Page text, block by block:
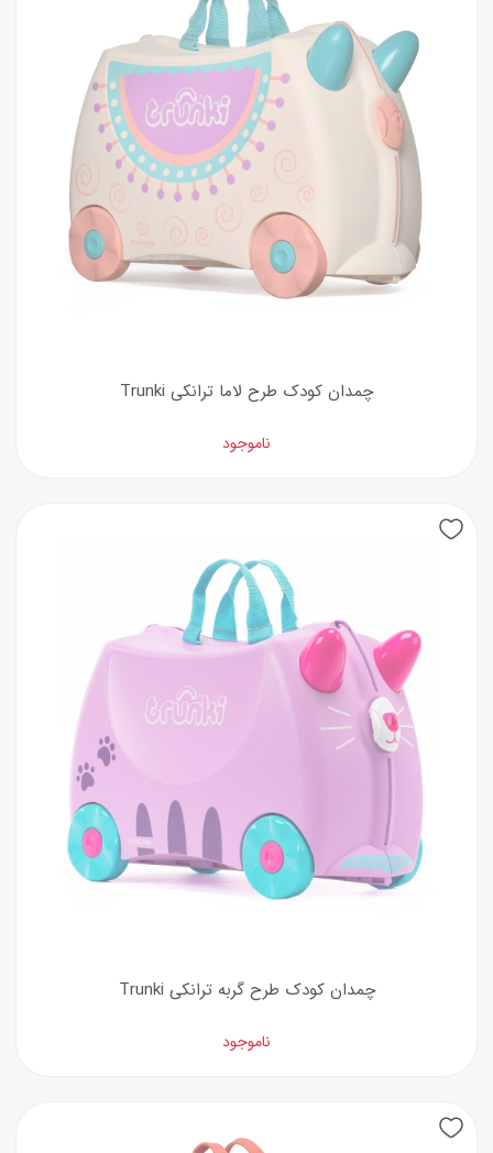
چمدان کودک طرح لاما ترانکی Trunki
ناموجود
چمدان کودک طرح گربه ترانکی Trunki
ناموجود